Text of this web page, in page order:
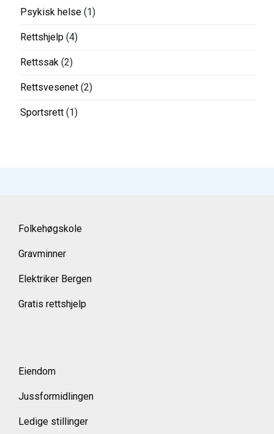
Psykisk helse (1)
Rettshjelp (4)
Rettssak (2)
Rettsvesenet (2)
Sportsrett (1)
Folkehøgskole
Gravminner
Elektriker Bergen
Gratis rettshjelp
Eiendom
Jussformidlingen
Ledige stillinger